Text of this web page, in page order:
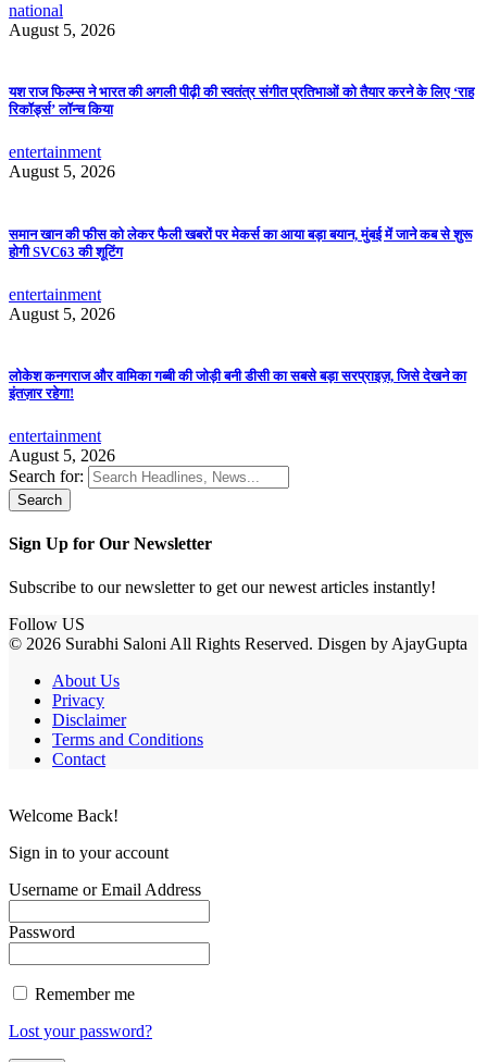
national
August 5, 2026
यश राज फिल्म्स ने भारत की अगली पीढ़ी की स्वतंत्र संगीत प्रतिभाओं को तैयार करने के लिए ‘राह
रिकॉर्ड्स’ लॉन्च किया
entertainment
August 5, 2026
समान खान की फीस को लेकर फैली खबरों पर मेकर्स का आया बड़ा बयान, मुंबई में जाने कब से शुरू
होगी SVC63 की शूटिंग
entertainment
August 5, 2026
लोकेश कनगराज और वामिका गब्बी की जोड़ी बनी डीसी का सबसे बड़ा सरप्राइज़, जिसे देखने का
इंतज़ार रहेगा!
entertainment
August 5, 2026
Search for:
Sign Up for Our Newsletter
Subscribe to our newsletter to get our newest articles instantly!
Follow US
© 2026 Surabhi Saloni All Rights Reserved. Disgen by AjayGupta
About Us
Privacy
Disclaimer
Terms and Conditions
Contact
Welcome Back!
Sign in to your account
Username or Email Address
Password
Remember me
Lost your password?